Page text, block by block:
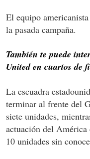
El equipo
la pasada campaña.
También te puede
United en cuartos de
La escuadra
terminar al frente del
siete unidades,
actuación del
10 unidades sin